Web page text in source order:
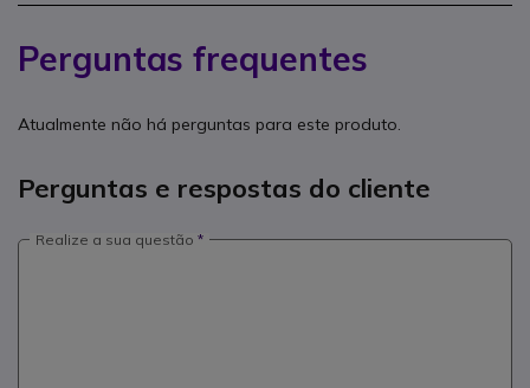
Perguntas frequentes
Atualmente não há perguntas para este produto.
Perguntas e respostas do cliente
Realize a sua questão